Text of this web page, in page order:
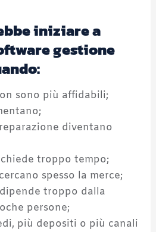
iniziare a
gestione
sono più affidabili;
diventano
troppo tempo;
spesso la merce;
troppo dalla
persone;
più depositi o più canali